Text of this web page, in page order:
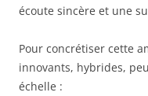
écoute sincère et une
Pour concrétiser cette
innovants, hybrides,
échelle :